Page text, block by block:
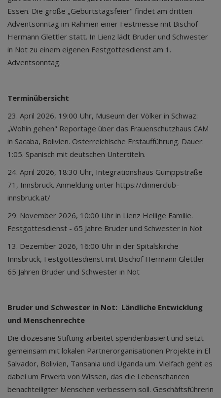
Essen. Die große „Geburtstagsfeier" findet am dritten
Adventsonntag im Rahmen einer Festmesse mit Bischof
Hermann Glettler statt. In Lienz lädt Bruder und Schwester
in Not zu einem eigenen Festgottesdienst am 1.
Adventsonntag.
Terminübersicht
23. April 2026, 19:00 Uhr, Museum der Völker in Schwaz:
„Wohin gehen" Reportage über das Frauenschutzhaus CAM
in Sacaba, Bolivien. Österreichische Erstaufführung. Dauer:
1:05. Spanisch mit deutschen Untertiteln.
24. April 2026, 18:30 Uhr, Integrationshaus Gumppstraße
71, Innsbruck. Anmeldung unter https://dinnerclub-
innsbruck.at/
29. November 2026, 10:00 Uhr in Lienz Heilige Familie.
Festgottesdienst - 65 Jahre Bruder und Schwester in Not
13. Dezember 2026, 16:00 Uhr in der Spitalskirche
Innsbruck, Festgottesdienst mit Bischof Hermann Glettler -
65 Jahren Bruder und Schwester in Not
Bruder und Schwester in Not: Ländliche Entwicklung
und Menschenrechte
Die diözesane Stiftung arbeitet spendenbasiert und setzt
gemeinsam mit lokalen Partnerorganisationen Projekte in El
Salvador, Bolivien, Tansania und Uganda um. Vielfach geht es
dabei um Erwerb von Wissen, das die Lebenschancen
benachteiligter Menschen verbessern soll. Geschäftsführerin